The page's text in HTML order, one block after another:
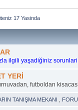
17 Yasinda
ilgili yaşadiğiniz
YERİ
futboldan
TANIŞMA MEKANI